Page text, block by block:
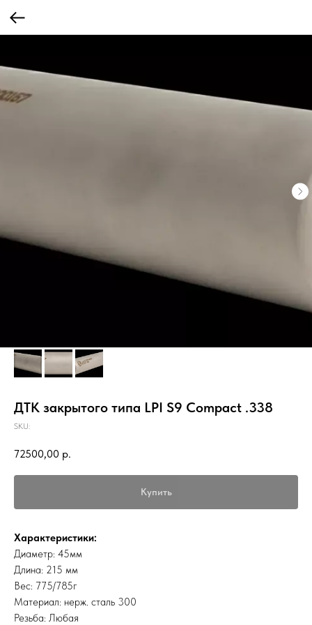
ДТК закрытого типа LPI S9 Compact .338
SKU:
72500,00 р.
Купить
Характеристики:
Диаметр: 45мм
Длина: 215 мм
Вес: 775/785г
Материал: нерж. сталь 300
Резьба: Любая